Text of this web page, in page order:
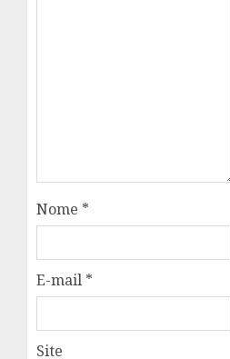
Nome *
E-mail *
Site